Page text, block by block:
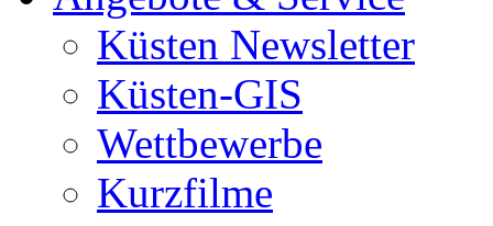
Küsten Newsletter
Küsten-GIS
Wettbewerbe
Kurzfilme